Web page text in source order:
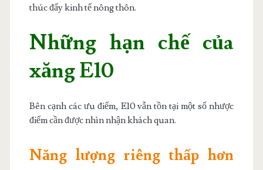
thúc đẩy kinh tế nông thôn.
Những hạn chế của
xăng E10
Bên cạnh các ưu điểm, E10 vẫn tồn tại một số nhược
điểm cần được nhìn nhận khách quan.
Năng lượng riêng thấp hơn